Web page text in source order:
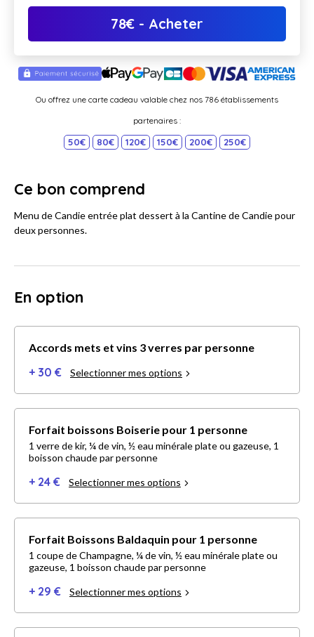
78€ - Acheter
Ou offrez une carte cadeau valable chez nos 786 établissements
partenaires :
50€ 80€ 120€ 150€ 200€ 250€
Ce bon comprend
Menu de Candie entrée plat dessert à la Cantine de Candie pour
deux personnes.
En option
Accords mets et vins 3 verres par personne
+ 30 € Selectionner mes options
Forfait boissons Boiserie pour 1 personne
1 verre de kir, ¼ de vin, ½ eau minérale plate ou gazeuse, 1
boisson chaude par personne
+ 24 € Selectionner mes options
Forfait Boissons Baldaquin pour 1 personne
1 coupe de Champagne, ¼ de vin, ½ eau minérale plate ou
gazeuse, 1 boisson chaude par personne
+ 29 € Selectionner mes options